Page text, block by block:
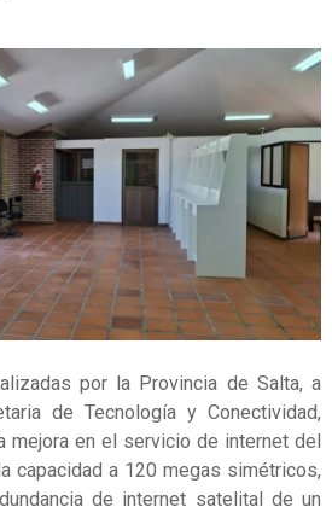
por la Provincia de Salta, a
de Tecnología y Conectividad,
mejora en el servicio de internet del
capacidad a 120 megas simétricos,
de internet satelital de un